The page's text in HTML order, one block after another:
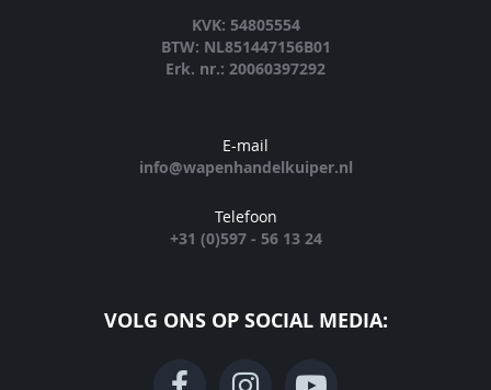
KVK: 54805554
BTW: NL851447156B01
Erk. nr.: 20060397292
E-mail
info@wapenhandelkuiper.nl
Telefoon
+31 (0)597 - 56 13 24
VOLG ONS OP SOCIAL MEDIA: